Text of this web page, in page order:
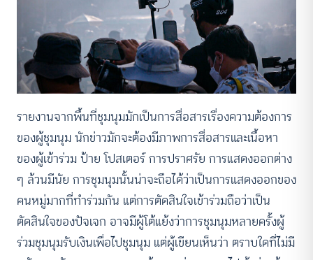
รายงานจากพื้นที่ชุมนุมมักเป็นการสื่อสารเรื่องความต้องการ
ของผู้ชุมนุม นักข่าวมักจะต้องมีภาพการสื่อสารและเนื้อหา
ของผู้เข้าร่วม ป้าย โปสเตอร์ การปราศรัย การแสดงออกต่าง
ๆ ล้วนมีนัย การชุมนุมนั้นน่าจะถือได้ว่าเป็นการแสดงออกของ
คนหมู่มากที่ทำร่วมกัน แต่การตัดสินใจเข้าร่วมถือว่าเป็น
ตัดสินใจของปัจเจก อาจมีผู้โต้แย้งว่าการชุมนุมหลายครั้งผู้
ร่วมชุมนุมรับเงินเพื่อไปชุมนุม แต่ผู้เขียนเห็นว่า ตราบใดที่ไม่มี